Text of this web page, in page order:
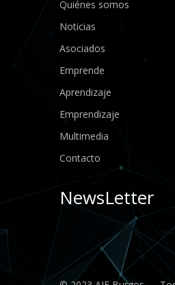
Quiénes somos
Noticias
Asociados
Emprende
Aprendizaje
Emprendizaje
Multimedia
Contacto
NewsLetter